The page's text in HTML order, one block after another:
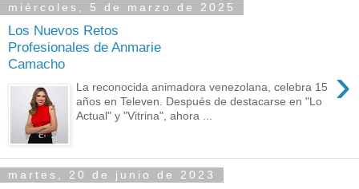
miércoles, 5 de marzo de 2025
Los Nuevos Retos
Profesionales de Anmarie
Camacho
›
La reconocida animadora venezolana, celebra 15
años en Televen. Después de destacarse en "Lo
Actual" y "Vitrina", ahora ...
martes, 20 de junio de 2023